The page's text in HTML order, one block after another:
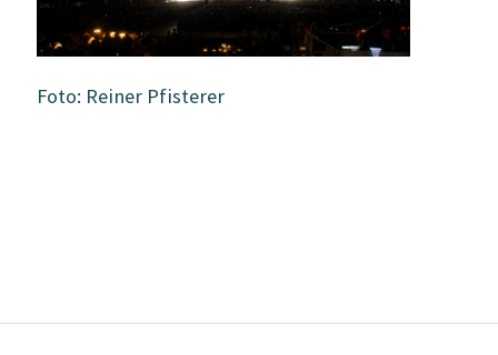
Foto: Reiner Pfisterer